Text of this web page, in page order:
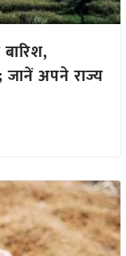
जानें अपने राज्य